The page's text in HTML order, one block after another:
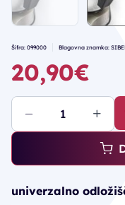
Šifra: 099000 Blagovna znamka:
20,90€
univerzalno